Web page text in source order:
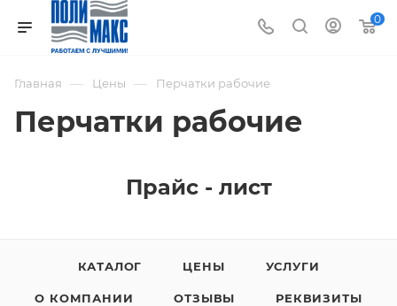
0
Главная — Цены — Перчатки рабочие
Перчатки рабочие
Прайс - лист
КАТАЛОГ ЦЕНЫ УСЛУГИ
О КОМПАНИИ ОТЗЫВЫ РЕКВИЗИТЫ